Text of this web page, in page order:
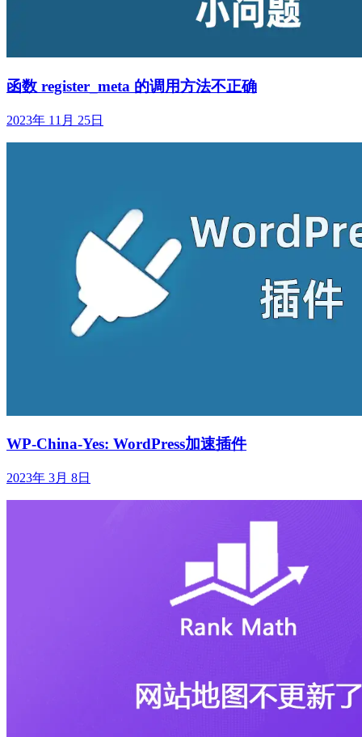
函数 register_meta 的调用方法不正确
2023年 11月 25日
WP-China-Yes: WordPress加速插件
2023年 3月 8日